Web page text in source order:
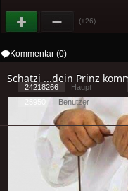
(+26)
Kommentar (0)
Schatzi ...dein Prinz
24218266 Haupt
25950
Benutzer